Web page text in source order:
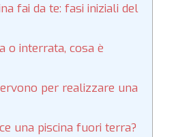
fai da te: fasi iniziali del
o interrata, cosa è
per realizzare una
una piscina fuori terra?